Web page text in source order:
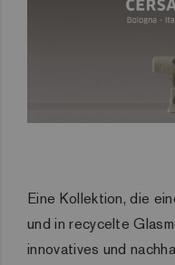
Eine Kollektion, die
und in recycelte
innovatives und